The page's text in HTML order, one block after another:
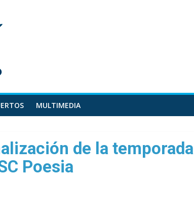
MULTIMEDIA
de la temporada
Poesia